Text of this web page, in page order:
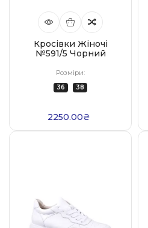
Кросівки Жіночі
№591/5 Чорний
Розміри:
36 38
2250.00₴